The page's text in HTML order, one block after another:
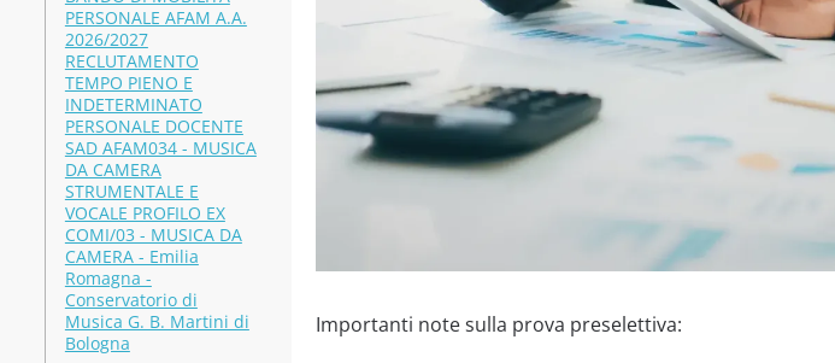
PERSONALE AFAM A.A.
2026/2027
RECLUTAMENTO
TEMPO PIENO E
INDETERMINATO
PERSONALE DOCENTE
SAD AFAM034 - MUSICA
DA CAMERA
STRUMENTALE E
VOCALE PROFILO EX
COMI/03 - MUSICA DA
CAMERA - Emilia
Romagna -
Conservatorio di
Musica G. B. Martini di
Bologna
Importanti note sulla prova preselettiva: